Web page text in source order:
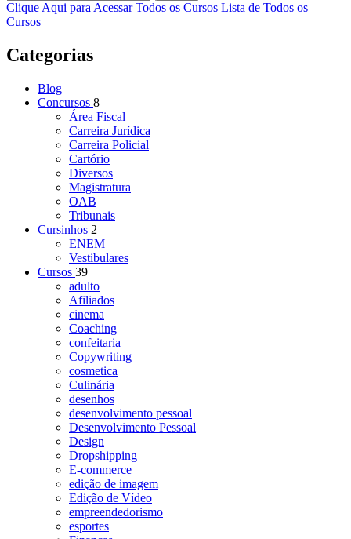
Clique Aqui para Acessar Todos os Cursos Lista de Todos os
Cursos
Categorias
Blog
Concursos 8
Área Fiscal
Carreira Jurídica
Carreira Policial
Cartório
Diversos
Magistratura
OAB
Tribunais
Cursinhos 2
ENEM
Vestibulares
Cursos 39
adulto
Afiliados
cinema
Coaching
confeitaria
Copywriting
cosmetica
Culinária
desenhos
desenvolvimento pessoal
Desenvolvimento Pessoal
Design
Dropshipping
E-commerce
edição de imagem
Edição de Vídeo
empreendedorismo
esportes